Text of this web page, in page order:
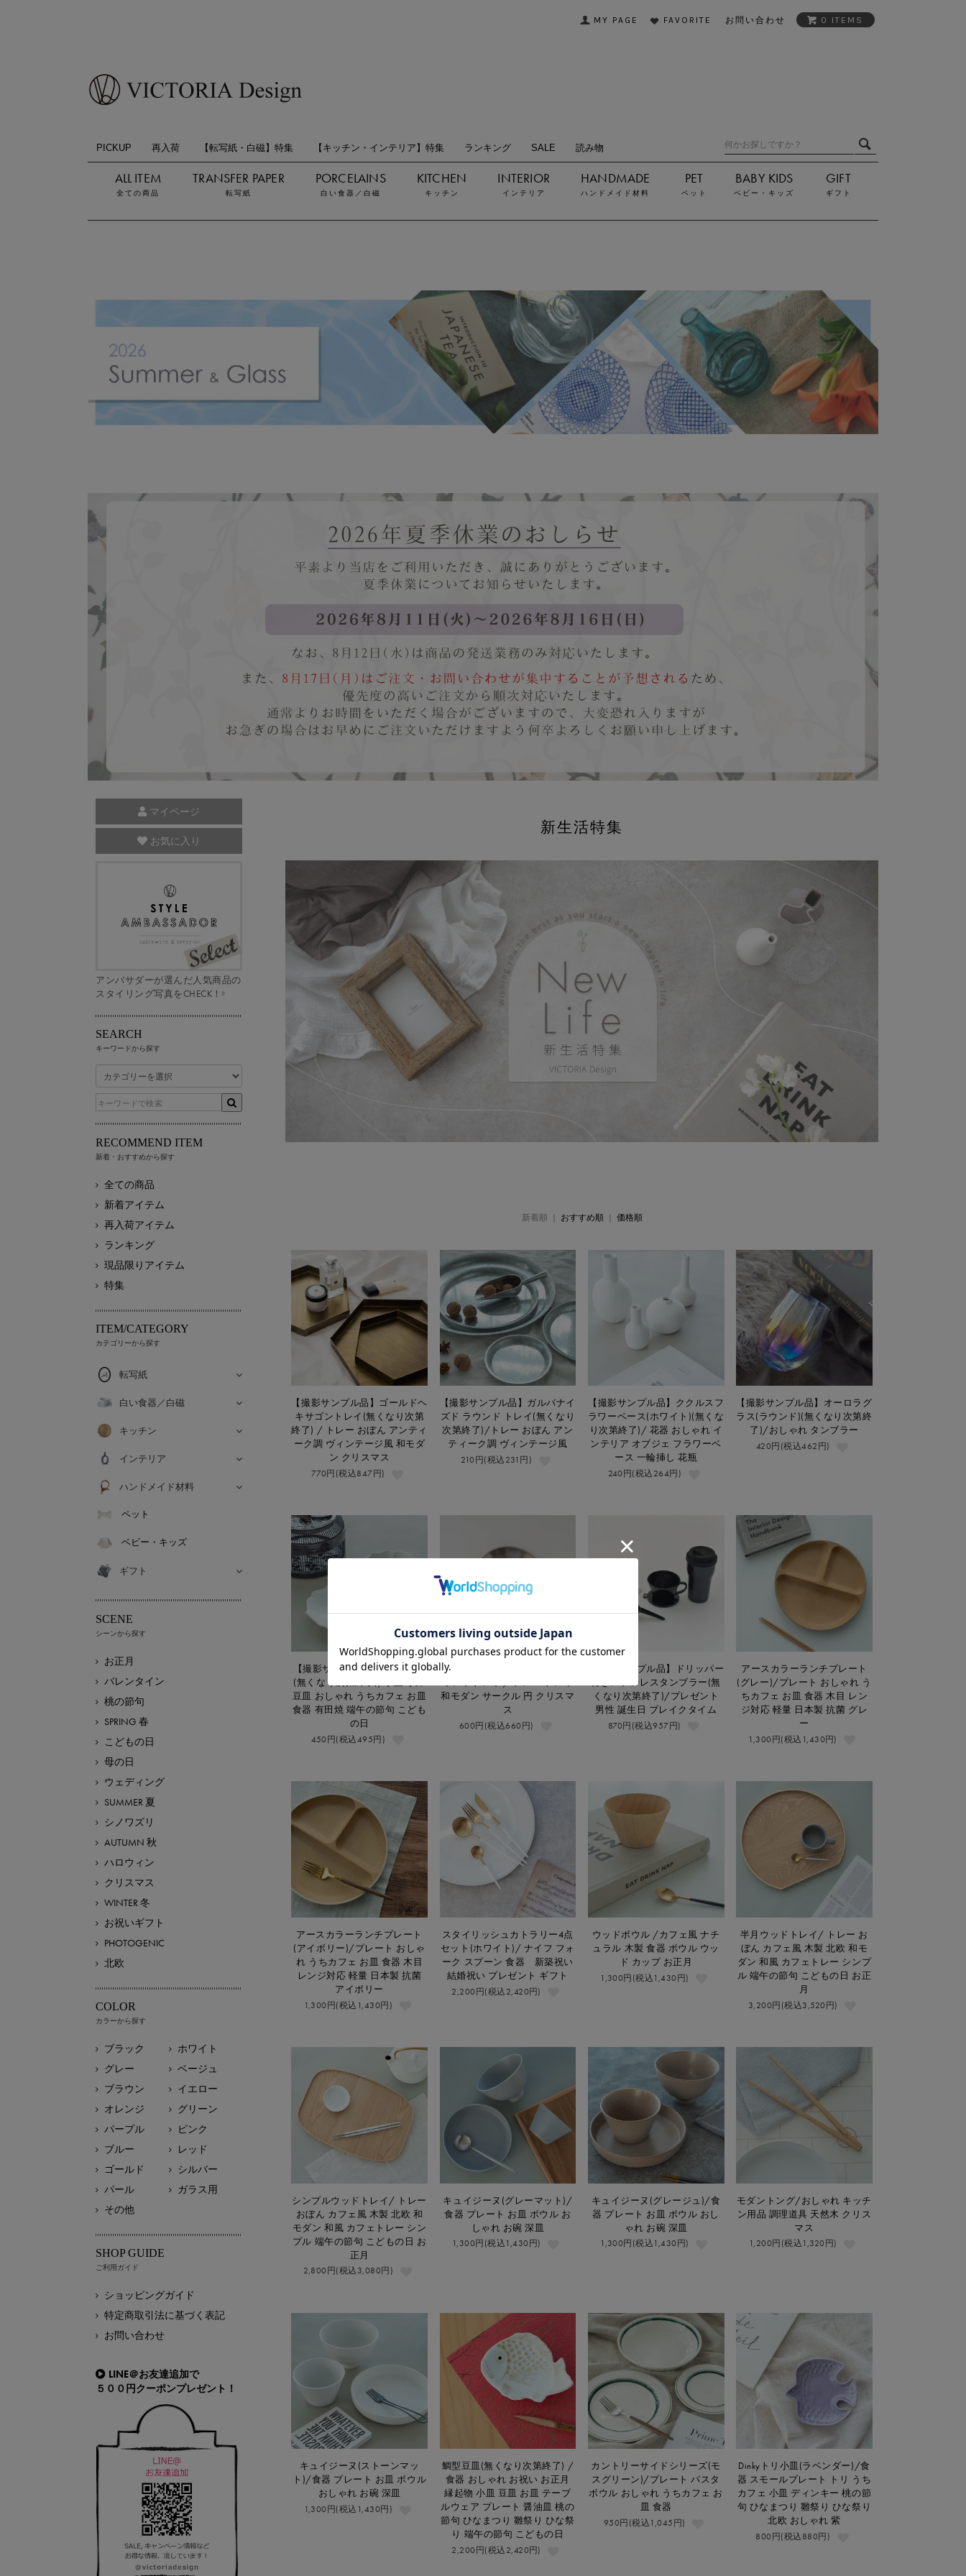
MY PAGE FAVORITE お問い合わせ 0 ITEMS
PICKUP 再入荷 【転写紙・白磁】特集 【キッチン・インテリア】特集 ランキング SALE 読み物
全ての商品 転写紙 白い食器／白磁 キッチン インテリア ハンドメイド材料 ペット ベビー・キッズ ギフト
新生活特集
新着順 | おすすめ順| 価格順
【撮影サンプル品】ゴールドヘ
キサゴントレイ(無くなり次第
終了) / トレー おぼん アンティ
ーク調 ヴィンテージ風 和モダ
ン クリスマス
770円(税込847円)
【撮影サンプル品】ガルバナイ
ズド ラウンド トレイ(無くなり
次第終了)/トレー おぼん アン
ティーク調 ヴィンテージ風
210円(税込231円)
【撮影サンプル品】ククルスフ
ラワーベース(ホワイト)(無くな
り次第終了)/ 花器 おしゃれ イ
ンテリア オブジェ フラワーベ
ース 一輪挿し 花瓶
240円(税込264円)
【撮影サンプル品】オーロラグ
ラス(ラウンド)(無くなり次第終
了)/おしゃれ タンブラー
420円(税込462円)
【撮影サンプル品】桔梗渕(白)
(無くなり次第終了)/小皿 小鉢
豆皿 おしゃれ うちカフェ お皿
食器 有田焼 端午の節句 こども
の日
450円(税込495円)
【撮影サンプル品】シルバーラ
和モダン サークル 円 クリスマ
ス
600円(税込660円)
【撮影サンプル品】ドリッパー
付きステンレスタンブラー(無
くなり次第終了)/プレゼント
男性 誕生日 ブレイクタイム
870円(税込957円)
アースカラーランチプレート
(グレー)/プレート おしゃれ う
ちカフェ お皿 食器 木目 レン
ジ対応 軽量 日本製 抗菌 グレ
ー
1,300円(税込1,430円)
アースカラーランチプレート
(アイボリー)/プレート おしゃ
れ うちカフェ お皿 食器 木目
レンジ対応 軽量 日本製 抗菌
アイボリー
1,300円(税込1,430円)
スタイリッシュカトラリー4点
セット(ホワイト)/ ナイフ フォ
ーク スプーン 食器 新築祝い
結婚祝い プレゼント ギフト
2,200円(税込2,420円)
ウッドボウル /カフェ風 ナチ
ュラル 木製 食器 ボウル ウッ
ド カップ お正月
1,300円(税込1,430円)
半月ウッドトレイ/ トレー お
ぼん カフェ風 木製 北欧 和モ
ダン 和風 カフェトレー シンプ
ル 端午の節句 こどもの日 お正
月
3,200円(税込3,520円)
シンプルウッドトレイ/ トレー
おぼん カフェ風 木製 北欧 和
モダン 和風 カフェトレー シン
プル 端午の節句 こどもの日 お
正月
2,800円(税込3,080円)
キュイジーヌ(グレーマット)/
食器 プレート お皿 ボウル お
しゃれ お碗 深皿
1,300円(税込1,430円)
キュイジーヌ(グレージュ)/食
器 プレート お皿 ボウル おし
ゃれ お碗 深皿
1,300円(税込1,430円)
モダントング/おしゃれ キッチ
ン用品 調理道具 天然木 クリス
マス
1,200円(税込1,320円)
キュイジーヌ(ストーンマッ
ト)/食器 プレート お皿 ボウル
おしゃれ お碗 深皿
1,300円(税込1,430円)
鯛型豆皿(無くなり次第終了) /
食器 おしゃれ お祝い お正月
縁起物 小皿 豆皿 お皿 テーブ
ルウェア プレート 醤油皿 桃の
節句 ひなまつり 雛祭り ひな祭
り 端午の節句 こどもの日
2,200円(税込2,420円)
カントリーサイドシリーズ(モ
スグリーン)/プレート パスタ
ボウル おしゃれ うちカフェ お
皿 食器
950円(税込1,045円)
Dinkyトリ小皿(ラベンダー)/食
器 スモールプレート トリ うち
カフェ 小皿 ディンキー 桃の節
句 ひなまつり 雛祭り ひな祭り
北欧 おしゃれ 紫
800円(税込880円)
マイページ
お気に入り
アンバサダーが選んだ人気商品の
スタイリング写真をCHECK！
SEARCH
キーワードから探す
RECOMMEND ITEM
新着・おすすめから探す
全ての商品
新着アイテム
再入荷アイテム
ランキング
現品限りアイテム
特集
ITEM/CATEGORY
カテゴリーから探す
転写紙
白い食器／白磁
キッチン
インテリア
ハンドメイド材料
ペット
ベビー・キッズ
ギフト
SCENE
シーンから探す
お正月
バレンタイン
桃の節句
SPRING 春
こどもの日
母の日
ウェディング
SUMMER 夏
シノワズリ
AUTUMN 秋
ハロウィン
クリスマス
WINTER 冬
お祝いギフト
PHOTOGENIC
北欧
COLOR
カラーから探す
ブラック
ホワイト
グレー
ベージュ
ブラウン
イエロー
オレンジ
グリーン
パープル
ピンク
ブルー
レッド
ゴールド
シルバー
パール
ガラス用
その他
SHOP GUIDE
ご利用ガイド
ショッピングガイド
特定商取引法に基づく表記
お問い合わせ
LINE＠お友達追加で
５００円クーポンプレゼント！